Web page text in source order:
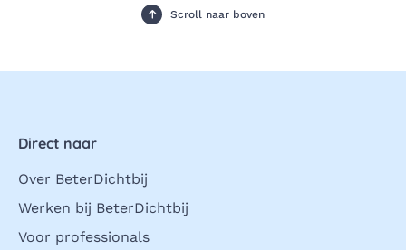
Scroll naar boven
Direct naar
Over BeterDichtbij
Werken bij BeterDichtbij
Voor professionals